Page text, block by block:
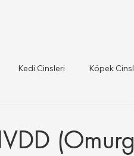
Kedi Cinsleri Köpek
Listesi